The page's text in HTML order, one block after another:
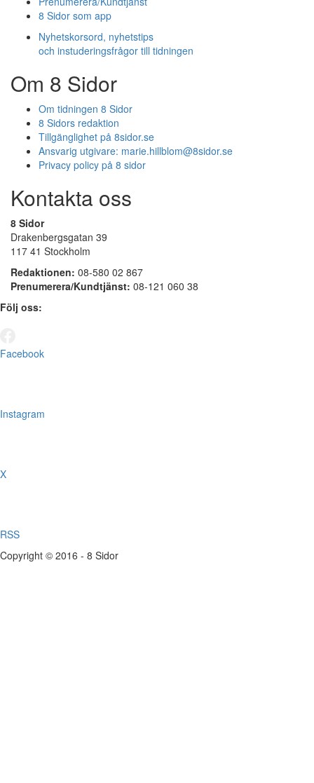
8 Sidor som app
Nyhetskorsord, nyhetstips
och instuderingsfrågor till tidningen
Om 8 Sidor
Om tidningen 8 Sidor
8 Sidors redaktion
Tillgänglighet på 8sidor.se
Ansvarig utgivare: marie.hillblom@8sidor.se
Privacy policy på 8 sidor
Kontakta oss
8 Sidor
Drakenbergsgatan 39
117 41 Stockholm
Redaktionen: 08-580 02 867
Prenumerera/Kundtjänst: 08-121 060 38
Följ oss:
Facebook
Instagram
X
RSS
Copyright © 2016 - 8 Sidor